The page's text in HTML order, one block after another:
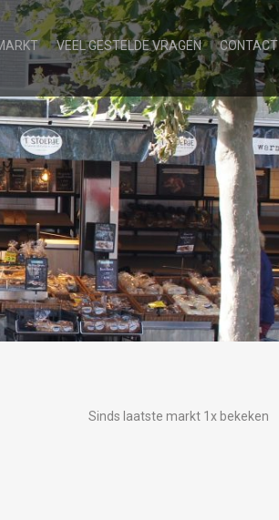
VEEL GESTELDE VRAGEN CONTACT
Sinds laatste markt 1x bekeken